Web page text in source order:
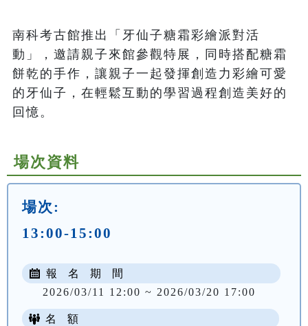
南科考古館推出「牙仙子糖霜彩繪派對活
動」，邀請親子來館參觀特展，同時搭配糖霜
餅乾的手作，讓親子一起發揮創造力彩繪可愛
的牙仙子，在輕鬆互動的學習過程創造美好的
回憶。
場次資料
場次:
13:00-15:00
報 名 期 間
2026/03/11 12:00 ~ 2026/03/20 17:00
名 額